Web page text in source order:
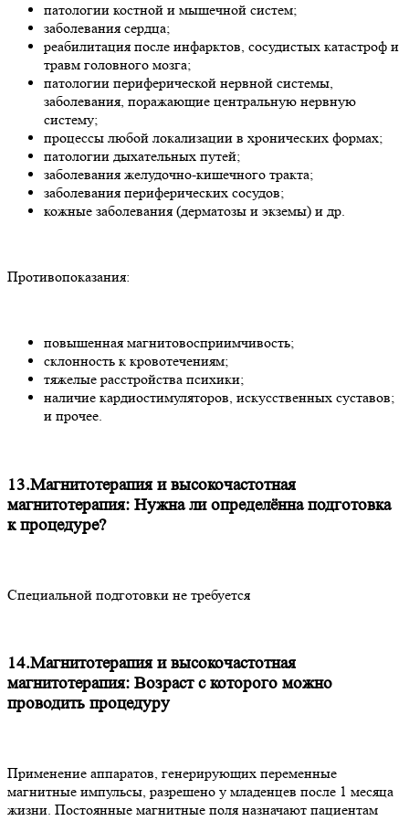
патологии костной и мышечной систем;
заболевания сердца;
реабилитация после инфарктов, сосудистых катастроф и
травм головного мозга;
патологии периферической нервной системы,
заболевания, поражающие центральную нервную
систему;
процессы любой локализации в хронических формах;
патологии дыхательных путей;
заболевания желудочно-кишечного тракта;
заболевания периферических сосудов;
кожные заболевания (дерматозы и экземы) и др.
Противопоказания:
повышенная магнитовосприимчивость;
склонность к кровотечениям;
тяжелые расстройства психики;
наличие кардиостимуляторов, искусственных суставов;
и прочее.
13.Магнитотерапия и высокочастотная
магнитотерапия: Нужна ли определённа подготовка
к процедуре?
Специальной подготовки не требуется
14.Магнитотерапия и высокочастотная
магнитотерапия: Возраст с которого можно
проводить процедуру
Применение аппаратов, генерирующих переменные
магнитные импульсы, разрешено у младенцев после 1 месяца
жизни. Постоянные магнитные поля назначают пациентам